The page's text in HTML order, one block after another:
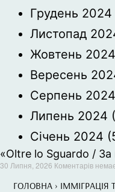
Грудень 2024
Листопад
Жовтень 2024
Вересень
Серпень 2024
Липень 2024
Січень 2024
«Oltre lo Sguardo /
30 Липня, 2026 Коментарів
ГОЛОВНА › ІММІГРАЦІЯ